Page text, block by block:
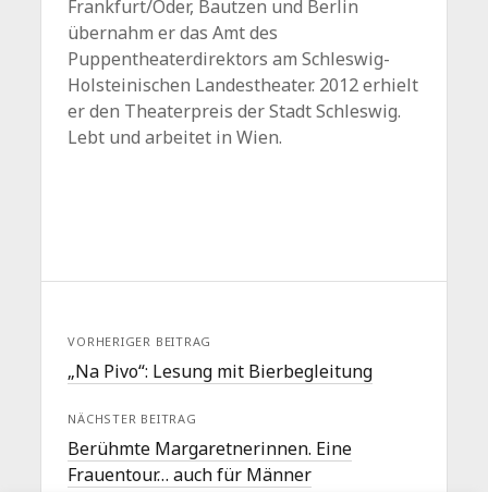
Frankfurt/Oder, Bautzen und Berlin
übernahm er das Amt des
Puppentheaterdirektors am Schleswig-
Holsteinischen Landestheater. 2012 erhielt
er den Theaterpreis der Stadt Schleswig.
Lebt und arbeitet in Wien.
VORHERIGER BEITRAG
„Na Pivo“: Lesung mit Bierbegleitung
NÄCHSTER BEITRAG
Berühmte Margaretnerinnen. Eine
Frauentour… auch für Männer